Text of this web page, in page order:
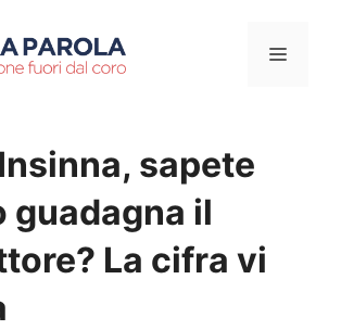
Menu
sapete
guadagna il
La cifra vi